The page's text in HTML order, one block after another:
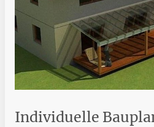
Individuelle